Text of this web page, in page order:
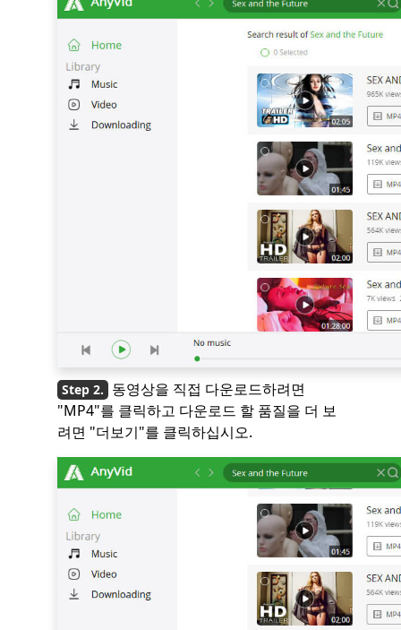
동영상을 직접 다운로드하려면
"MP4"를 클릭하고 다운로드 할 품질을 더 보
려면 "더보기"를 클릭하십시오.